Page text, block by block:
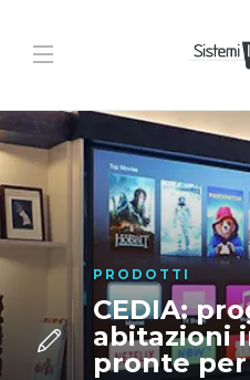
PRODOTTI
CEDIA:
abitazioni
pronte